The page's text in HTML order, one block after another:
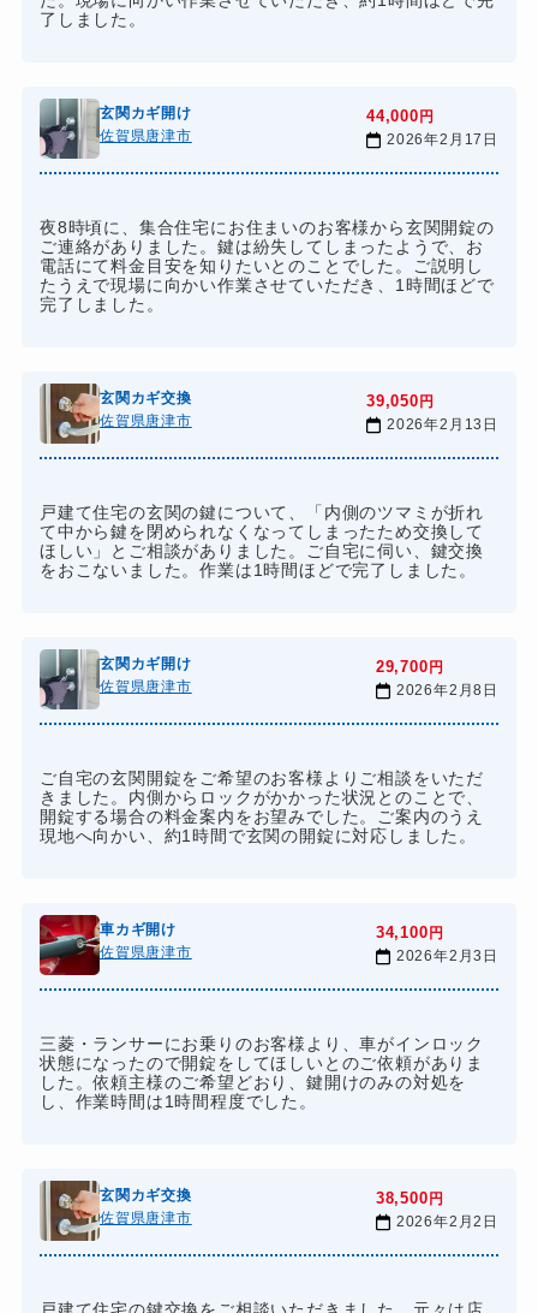
了しました。
玄関カギ開け
佐賀県唐津市
44,000 円
2026年2月17日
夜8時頃に、集合住宅にお住まいのお客様から玄関開錠の
ご連絡がありました。鍵は紛失してしまったようで、お
電話にて料金目安を知りたいとのことでした。ご説明し
たうえで現場に向かい作業させていただき、1時間ほどで
完了しました。
玄関カギ交換
佐賀県唐津市
39,050 円
2026年2月13日
戸建て住宅の玄関の鍵について、「内側のツマミが折れ
て中から鍵を閉められなくなってしまったため交換して
ほしい」とご相談がありました。ご自宅に伺い、鍵交換
をおこないました。作業は1時間ほどで完了しました。
玄関カギ開け
佐賀県唐津市
29,700 円
2026年2月8日
ご自宅の玄関開錠をご希望のお客様よりご相談をいただ
きました。内側からロックがかかった状況とのことで、
開錠する場合の料金案内をお望みでした。ご案内のうえ
現地へ向かい、約1時間で玄関の開錠に対応しました。
車カギ開け
佐賀県唐津市
34,100 円
2026年2月3日
三菱・ランサーにお乗りのお客様より、車がインロック
状態になったので開錠をしてほしいとのご依頼がありま
した。依頼主様のご希望どおり、鍵開けのみの対処を
し、作業時間は1時間程度でした。
玄関カギ交換
佐賀県唐津市
38,500 円
2026年2月2日
戸建て住宅の鍵交換をご相談いただきました。元々は店